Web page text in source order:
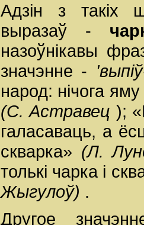
Адзін з такіх
выразаў -
назоўнікавы
значэнне -
народ: нічога
(С. Астравец );
галасаваць, а
скварка» (Л.
толькі чарка і
Жыгулоў) .
Другое